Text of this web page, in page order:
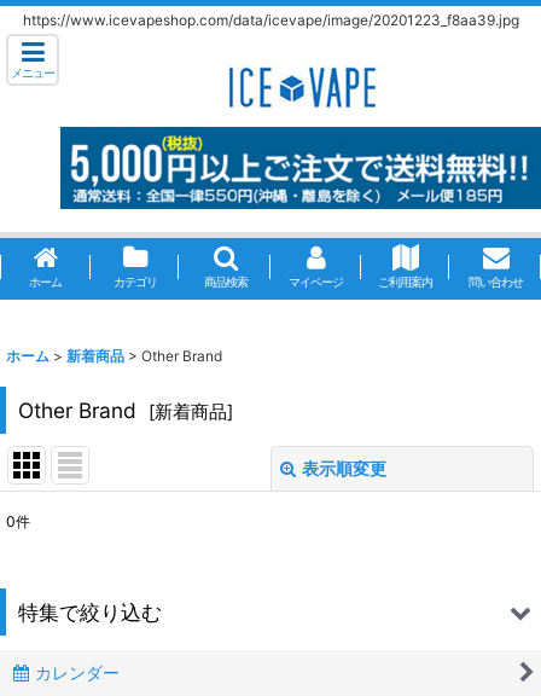
https://www.icevapeshop.com/data/icevape/image/20201223_f8aa39.jpg
メニュー
ホーム カテゴリ 商品検索 マイページ ご利用案内 問い合わせ
ホーム > 新着商品 > Other Brand
Other Brand [新着商品]
表示順変更
並び順:
0件
特集で絞り込む
BOXカレンダー